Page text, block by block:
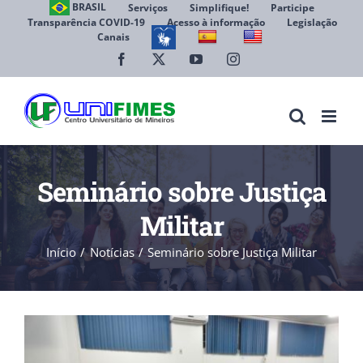
BRASIL Serviços Simplifique!
Participe
Transparência COVID-19
Acesso à informação
Legislação
Canais
Facebook YouTubeInstagram
Seminário sobre Justiça
Militar
Início Notícias Seminário sobre Justiça Militar